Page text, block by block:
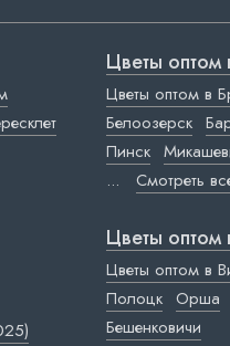
Цветы оптом
Цветы оптом в
Белоозерск
Пинск
... Смотреть
Цветы оптом
Цветы оптом в
Полоцк Орша
Бешенковичи